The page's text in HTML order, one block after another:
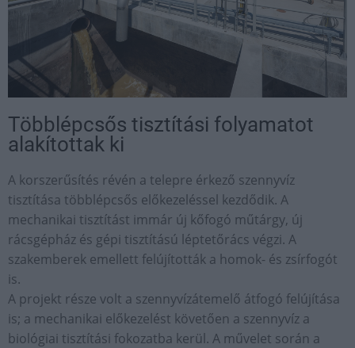
Többlépcsős tisztítási folyamatot
alakítottak ki
A korszerűsítés révén a telepre érkező szennyvíz
tisztítása többlépcsős előkezeléssel kezdődik. A
mechanikai tisztítást immár új kőfogó műtárgy, új
rácsgépház és gépi tisztítású léptetőrács végzi. A
szakemberek emellett felújították a homok- és zsírfogót
is.
A projekt része volt a szennyvízátemelő átfogó felújítása
is; a mechanikai előkezelést követően a szennyvíz a
biológiai tisztítási fokozatba kerül. A művelet során a